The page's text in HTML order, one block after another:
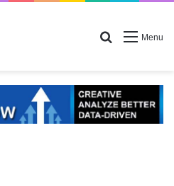
Menu
Search for